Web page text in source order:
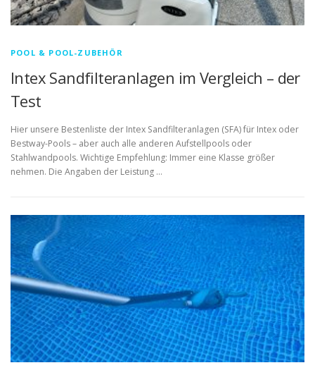
POOL & POOL-ZUBEHÖR
Intex Sandfilteranlagen im Vergleich – der
Test
Hier unsere Bestenliste der Intex Sandfilteranlagen (SFA) für Intex oder
Bestway-Pools – aber auch alle anderen Aufstellpools oder
Stahlwandpools. Wichtige Empfehlung: Immer eine Klasse größer
nehmen. Die Angaben der Leistung …